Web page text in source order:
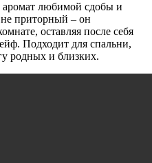
аромат любимой сдобы и
приторный – он
оставляя после себя
Подходит для спальни,
родных и близких.